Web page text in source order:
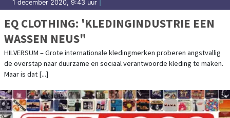
1 december 2020, 9:43 uur
EQ CLOTHING: 'KLEDINGINDUSTRIE EEN
WASSEN NEUS"
HILVERSUM – Grote internationale kledingmerken proberen angstvallig
de overstap naar duurzame en sociaal verantwoorde kleding te maken.
Maar is dat [...]